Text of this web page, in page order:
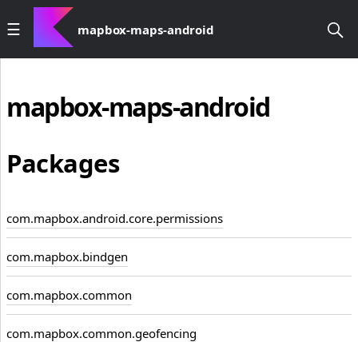
mapbox-maps-android
mapbox-maps-android
Packages
com.mapbox.android.core.permissions
com.mapbox.bindgen
com.mapbox.common
com.mapbox.common.geofencing